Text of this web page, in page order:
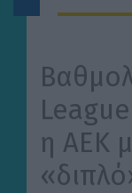
η ΑΕΚ